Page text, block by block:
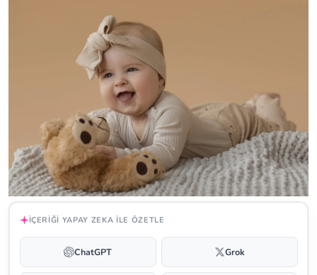
İÇERIĞI YAPAY ZEKA ILE ÖZETLE
ChatGPT Grok